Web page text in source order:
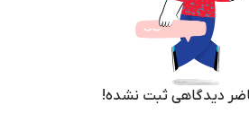
دیدگاهی ثبت نشده!